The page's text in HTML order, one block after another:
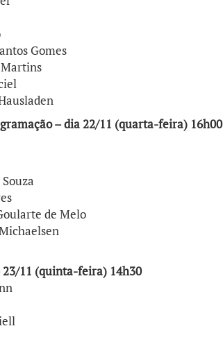
Gomes
– dia 22/11 (quarta-feira) 16h00
de Melo
11 (quinta-feira) 14h30